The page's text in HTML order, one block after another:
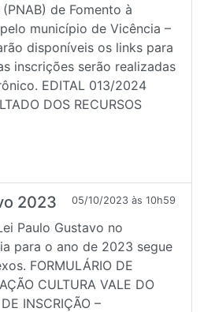
de Fomento à
município de Vicência –
disponíveis os links para
inscrições serão realizadas
EDITAL 013/2024
DOS RECURSOS
2023 05/10/2023 às 10h59
Paulo Gustavo no
para o ano de 2023 segue
FORMULÁRIO DE
CULTURA VALE DO
INSCRIÇÃO –